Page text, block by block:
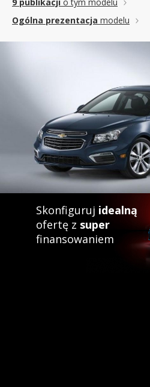
9 publikacji o tym modelu
Ogólna prezentacja modelu
Skonfiguruj idealną
ofertę z super
finansowaniem